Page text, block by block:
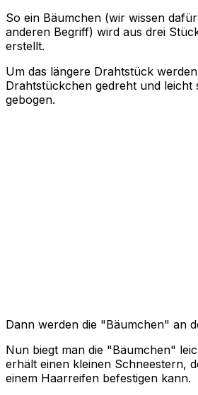
So ein Bäumchen (wir wissen
anderen Begriff) wird aus drei
erstellt.
Um das längere Drahtstück
Drahtstückchen gedreht und leicht
gebogen.
Dann werden die "Bäumchen" an
Nun biegt man die "Bäumchen"
erhält einen kleinen Schneestern,
einem Haarreifen befestigen kann.